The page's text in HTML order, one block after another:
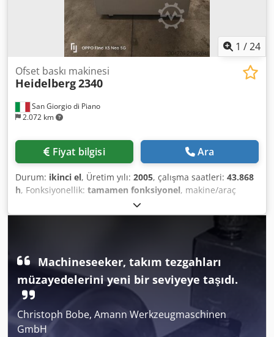
1 /24
San Giorgio di Piano
2.072 km
Ofset baskı makinesi
Heidelberg2340
Fiyat bilgisi Ara
Durum: ikinci el, Üretim yılı: 2005, çalışma saatleri: 43.868
h, Fonksiyonellik: tamamen fonksiyonel, makine/araç
, TAMAMEN ÇALIŞIR DURUMDA
KULLANILMIŞ HEIDELBERG CTP SATILIK ÇALIŞMA SAATİ:
43.868 Dedpfoy Sywaex Akvewa AKTÜEL ÇALIŞMA SAATİ:
14.781 POZLAMA SAATİ: 9.728 YAPILAN PLAKA SAYISI:
164.041
Machineseeker, takım tezgahları
müzayedelerini yeni bir seviyeye taşıdı.
Christoph Bobe, Amann Werkzeugmaschinen
GmbH